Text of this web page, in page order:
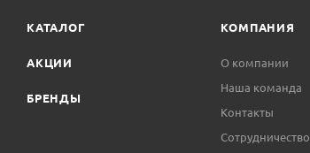
КАТАЛОГ
АКЦИИ
БРЕНДЫ
КОМПАНИЯ
О компании
Наша команда
Контакты
Сотрудничество